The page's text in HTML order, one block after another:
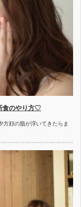
食のやり方♡
方顔の脂が浮いてきたらま